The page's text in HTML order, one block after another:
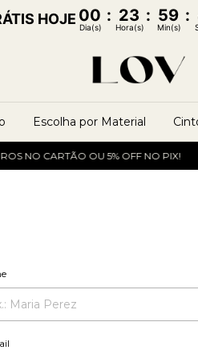
HOJE 00 : 23 : 59 :
Dia(s) Hora(s) Min(s)
Escolha por Material
NO CARTÃO OU 5% OFF NO PIX!